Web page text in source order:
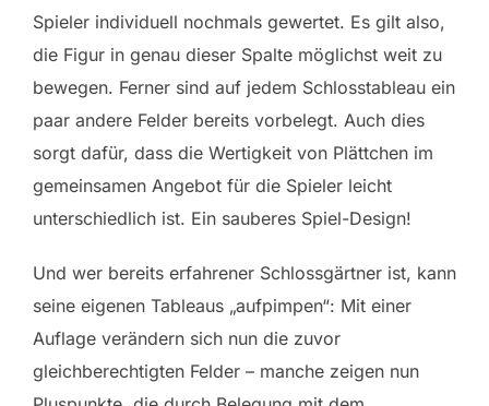
Spieler individuell nochmals gewertet. Es gilt also,
die Figur in genau dieser Spalte möglichst weit zu
bewegen. Ferner sind auf jedem Schlosstableau ein
paar andere Felder bereits vorbelegt. Auch dies
sorgt dafür, dass die Wertigkeit von Plättchen im
gemeinsamen Angebot für die Spieler leicht
unterschiedlich ist. Ein sauberes Spiel-Design!
Und wer bereits erfahrener Schlossgärtner ist, kann
seine eigenen Tableaus „aufpimpen“: Mit einer
Auflage verändern sich nun die zuvor
gleichberechtigten Felder – manche zeigen nun